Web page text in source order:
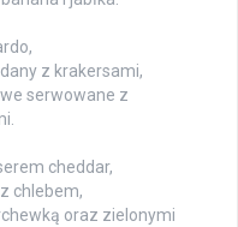
z krakersami,
serwowane z
cheddar,
chlebem,
oraz zielonymi